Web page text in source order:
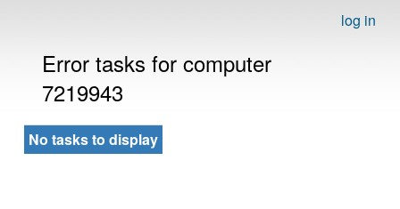
log in
Error tasks for computer
7219943
No tasks to display